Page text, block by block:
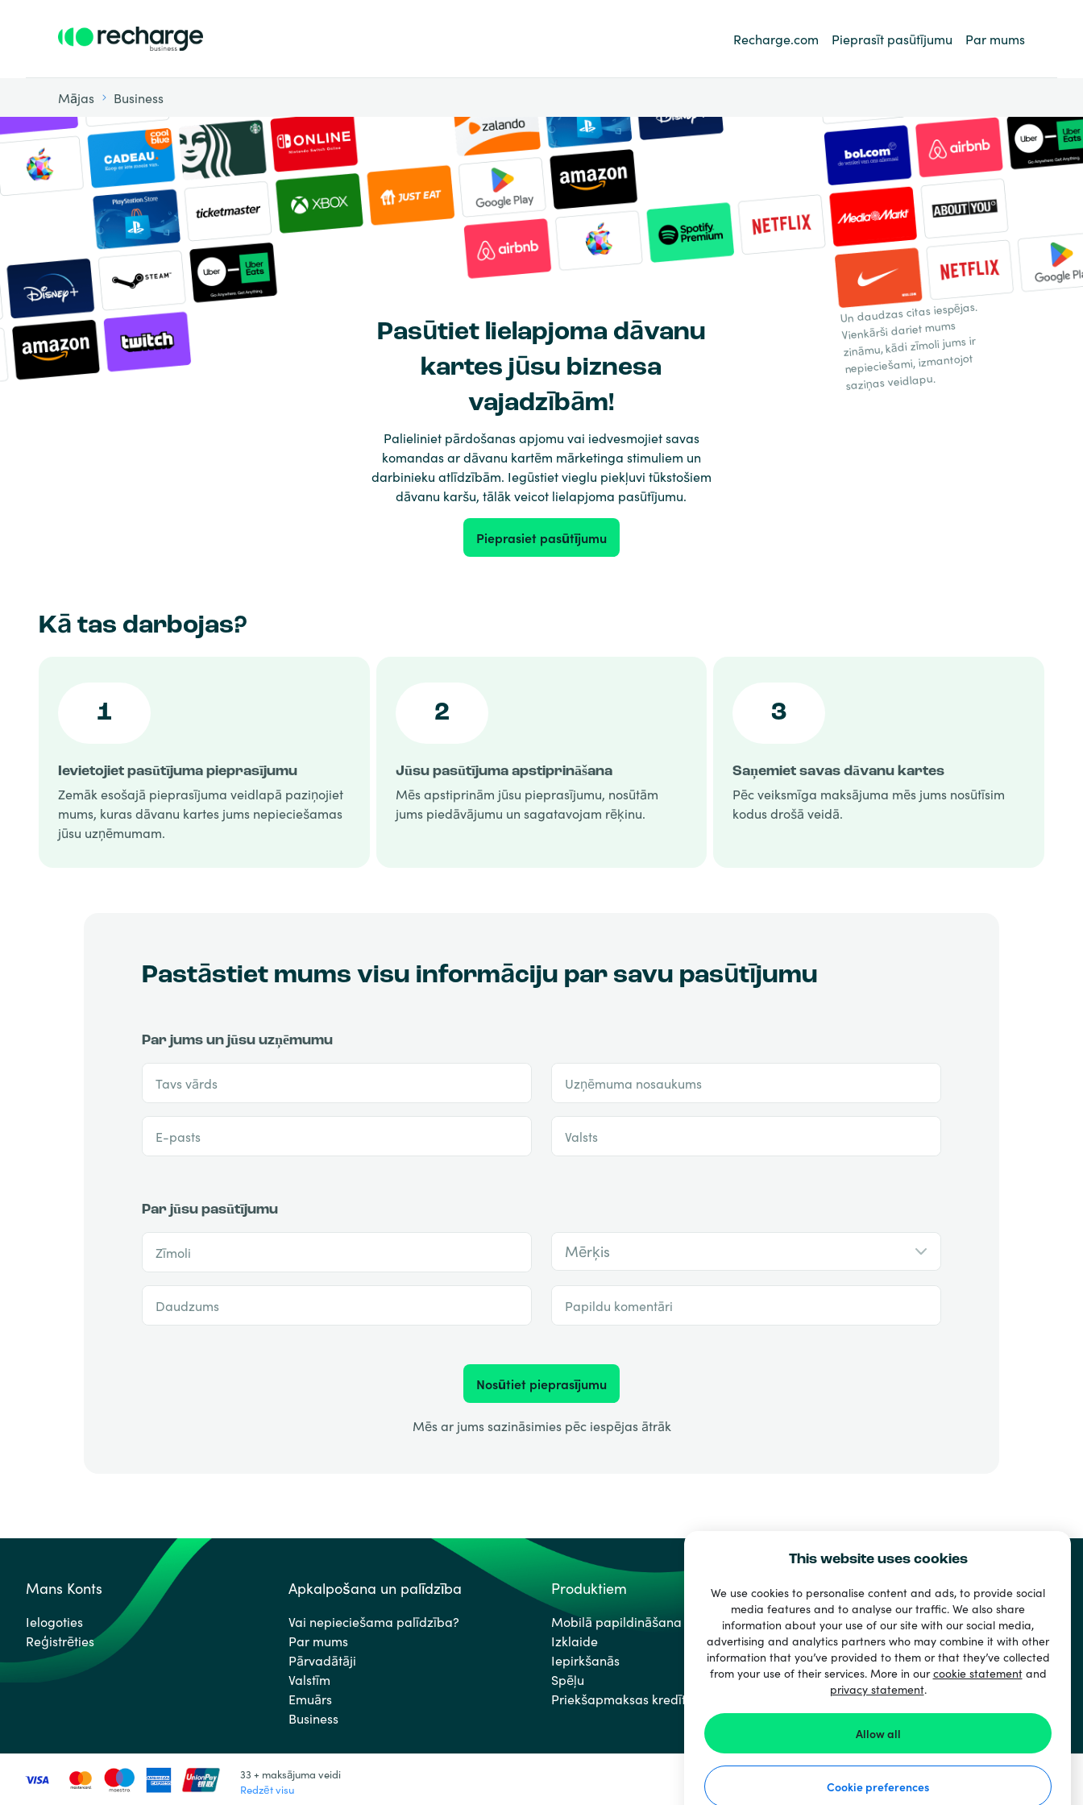
This website uses cookies
We use cookies to personalise content and ads, to provide social
media features and to analyse our traffic. We also share
information about your use of our site with our social media,
advertising and analytics partners who may combine it with other
information that you’ve provided to them or that they’ve collected
from your use of their services. More in ourcookie statementand
privacy statement.
Allow all
Cookie preferences
Recharge.com Pieprasīt pasūtījumu Par mums
Mājas Business
Pasūtiet lielapjoma dāvanu
kartes jūsu biznesa
vajadzībām!
Palieliniet pārdošanas apjomu vai iedvesmojiet savas
komandas ar dāvanu kartēm mārketinga stimuliem un
darbinieku atlīdzībām. Iegūstiet vieglu piekļuvi tūkstošiem
dāvanu karšu, tālāk veicot lielapjoma pasūtījumu.
Pieprasiet pasūtījumu
Un daudzas citas iespējas.
Vienkārši dariet mums
zināmu, kādi zīmoli jums ir
nepieciešami, izmantojot
saziņas veidlapu.
Kā tas darbojas?
1
Ievietojiet pasūtījuma pieprasījumu
Zemāk esošajā pieprasījuma veidlapā paziņojiet
mums, kuras dāvanu kartes jums nepieciešamas
jūsu uzņēmumam.
2
Jūsu pasūtījuma apstiprināšana
Mēs apstiprinām jūsu pieprasījumu, nosūtām
jums piedāvājumu un sagatavojam rēķinu.
3
Saņemiet savas dāvanu kartes
Pēc veiksmīga maksājuma mēs jums nosūtīsim
kodus drošā veidā.
Pastāstiet mums visu informāciju par savu pasūtījumu
Par jums un jūsu uzņēmumu
Tavs vārds Uzņēmuma nosaukums
E-pasts Valsts
Par jūsu pasūtījumu
Zīmoli Mērķis
Daudzums Papildu komentāri
Nosūtiet pieprasījumu
Mēs ar jums sazināsimies pēc iespējas ātrāk
Mans Konts
Ielogoties
Reģistrēties
Apkalpošana un palīdzība
Vai nepieciešama palīdzība?
Par mums
Pārvadātāji
Valstīm
Emuārs
Business
Produktiem
Mobilā papildināšana
Izklaide
Iepirkšanās
Spēļu
Priekšapmaksas kredītkartes
33 + maksājuma veidi
Redzēt visu